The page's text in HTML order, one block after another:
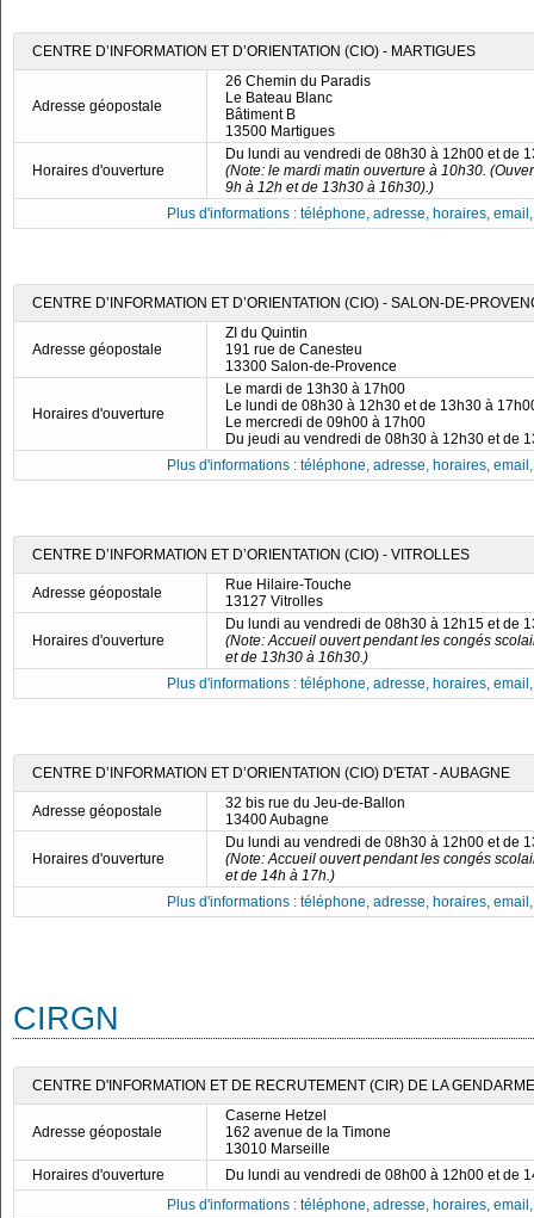
CENTRE D’INFORMATION ET D’ORIENTATION (CIO) - MARTIGUES
Adresse géopostale
26 Chemin du Paradis
Le Bateau Blanc
Bâtiment B
13500 Martigues
Horaires d'ouverture
Du lundi au vendredi de 08h30 à 12h00 et de
(Note: le mardi matin ouverture à 10h30.
9h à 12h et de 13h30 à 16h30).)
Plus d'informations : téléphone, adresse, horaires,
CENTRE D’INFORMATION ET D’ORIENTATION (CIO) - SALON-DE-
Adresse géopostale
ZI du Quintin
191 rue de Canesteu
13300 Salon-de-Provence
Horaires d'ouverture
Le mardi de 13h30 à 17h00
Le lundi de 08h30 à 12h30 et de 13h30 à
Le mercredi de 09h00 à 17h00
Du jeudi au vendredi de 08h30 à 12h30 et de
Plus d'informations : téléphone, adresse, horaires,
CENTRE D’INFORMATION ET D’ORIENTATION (CIO) - VITROLLES
Adresse géopostale
Rue Hilaire-Touche
13127 Vitrolles
Horaires d'ouverture
Du lundi au vendredi de 08h30 à 12h15 et de
(Note: Accueil ouvert pendant les congés
et de 13h30 à 16h30.)
Plus d'informations : téléphone, adresse, horaires,
CENTRE D’INFORMATION ET D’ORIENTATION (CIO) D'ETAT - AUBAGNE
Adresse géopostale
32 bis rue du Jeu-de-Ballon
13400 Aubagne
Horaires d'ouverture
Du lundi au vendredi de 08h30 à 12h00 et de
(Note: Accueil ouvert pendant les congés
et de 14h à 17h.)
Plus d'informations : téléphone, adresse, horaires,
CIRGN
CENTRE D'INFORMATION ET DE RECRUTEMENT (CIR) DE LA
Adresse géopostale
Caserne Hetzel
162 avenue de la Timone
13010 Marseille
Horaires d'ouverture
Du lundi au vendredi de 08h00 à 12h00 et de
Plus d'informations : téléphone, adresse, horaires,